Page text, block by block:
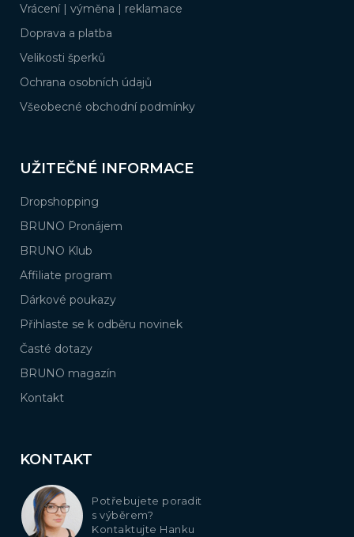
Vrácení | výměna | reklamace
Doprava a platba
Velikosti šperků
Ochrana osobních údajů
Všeobecné obchodní podmínky
UŽITEČNÉ INFORMACE
Dropshopping
BRUNO Pronájem
BRUNO Klub
Affiliate program
Dárkové poukazy
Přihlaste se k odběru novinek
Časté dotazy
BRUNO magazín
Kontakt
KONTAKT
Potřebujete poradit
s výběrem?
Kontaktujte Hanku